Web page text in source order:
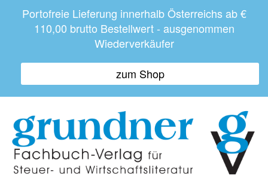
Portofreie Lieferung innerhalb Österreichs ab €
110,00 brutto Bestellwert - ausgenommen
Wiederverkäufer
zum Shop